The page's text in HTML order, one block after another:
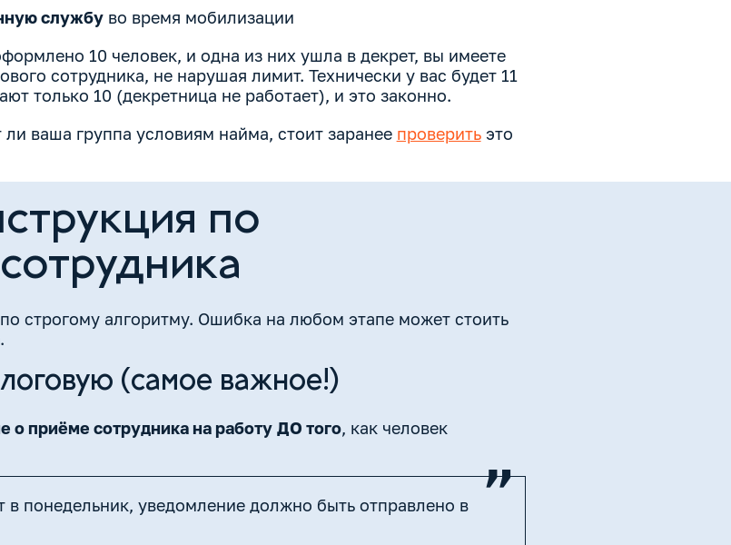
службу во время мобилизации
10 человек, и одна из них ушла в декрет, вы имеете
сотрудника, не нарушая лимит. Технически у вас будет 11
только 10 (декретница не работает), и это законно.
ваша группа условиям найма, стоит заранее проверитьэто
по
строгому алгоритму. Ошибка на любом этапе может стоить
.
(самое важное!)
о приёме сотрудника на работу ДО того, как человек
в понедельник, уведомление должно быть отправлено в